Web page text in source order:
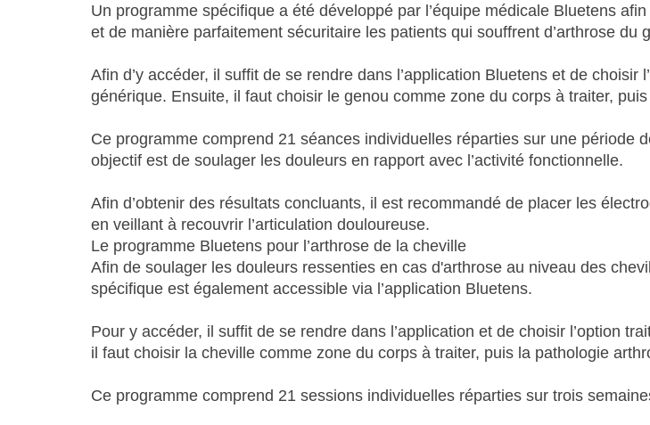
Un programme spécifique a été développé par l’équipe médicale Bluetens
et de manière parfaitement sécuritaire les patients qui souffrent d’arthrose du
Afin d’y accéder, il suffit de se rendre dans l’application Bluetens et de choisir
générique. Ensuite, il faut choisir le genou comme zone du corps à traiter,
Ce programme comprend 21 séances individuelles réparties sur une période
objectif est de soulager les douleurs en rapport avec l’activité fonctionnelle.
Afin d’obtenir des résultats concluants, il est recommandé de placer les
en veillant à recouvrir l’articulation douloureuse.
Le programme Bluetens pour l’arthrose de la cheville
Afin de soulager les douleurs ressenties en cas d'arthrose au niveau des
spécifique est également accessible via l’application Bluetens.
Pour y accéder, il suffit de se rendre dans l’application et de choisir l’option
il faut choisir la cheville comme zone du corps à traiter, puis la pathologie
Ce programme comprend 21 sessions individuelles réparties sur trois